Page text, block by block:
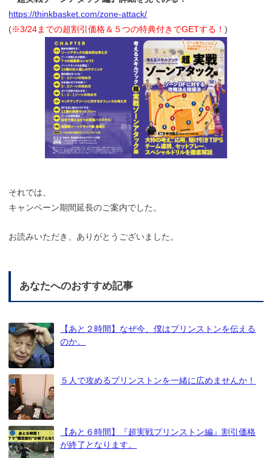
https://thinkbasket.com/zone-attack/
(※3/24までの超割引価格＆５つの特典付きでGETする！)
それでは、
キャンペーン期間延長のご案内でした。
お読みいただき、ありがとうございました。
あなたへのおすすめ記事
【あと２時間】なぜ今、僕はプリンストンを伝える
のか。
５人で攻めるプリンストンを一緒に広めませんか！
【あと６時間】『超実戦プリンストン編』割引価格
が終了となります。